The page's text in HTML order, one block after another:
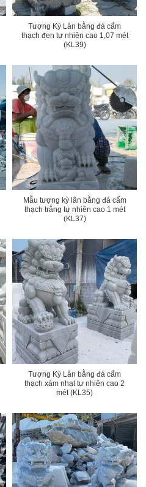
Tượng Kỳ Lân bằng đá cẩm
thạch đen tự nhiên cao 1,07 mét
(KL39)
Mẫu tượng kỳ lân bằng đá cẩm
thạch trắng tự nhiên cao 1 mét
(KL37)
Tượng Kỳ Lân bằng đá cẩm
thạch xám nhạt tự nhiên cao 2
mét (KL35)